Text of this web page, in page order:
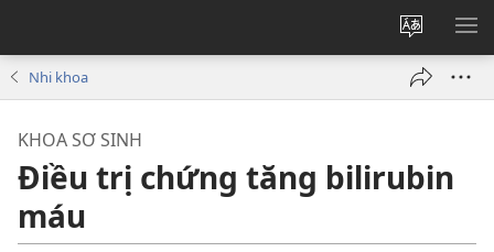
Thay
đổi
ngôn
trang
Nhi khoa
KHOA SƠ SINH
Điều trị chứng tăng bilirubin
máu